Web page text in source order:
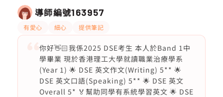
導師編號163957
有愛心 細心 提供筆記
你好👋🏻我係2025 DSE考生 本人於Band 1中
學畢業 現於香港理工大學就讀職業治療學系
(Year 1) 🌟 DSE 英文作文(Writing) 5** 🌟
DSE 英文口語(Speaking) 5** 🌟 DSE 英文
Overall 5* 🏅幫助同學有系統學習英文 🌟 DSE